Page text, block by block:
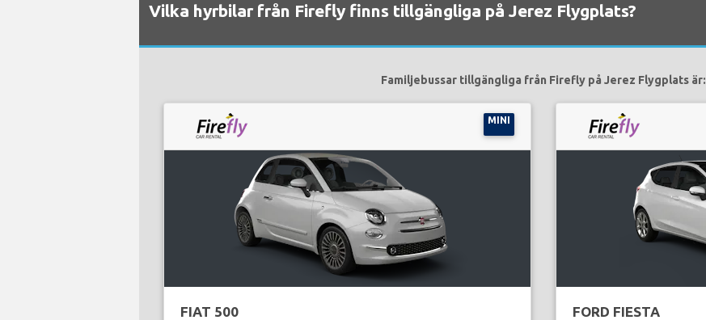
Vilka hyrbilar från Firefly finns tillgängliga på Jerez Flygplats?
Familjebussar tillgängliga från Firefly på Jerez Flygplats är:
MINI
FIAT 500 FORD FIESTA